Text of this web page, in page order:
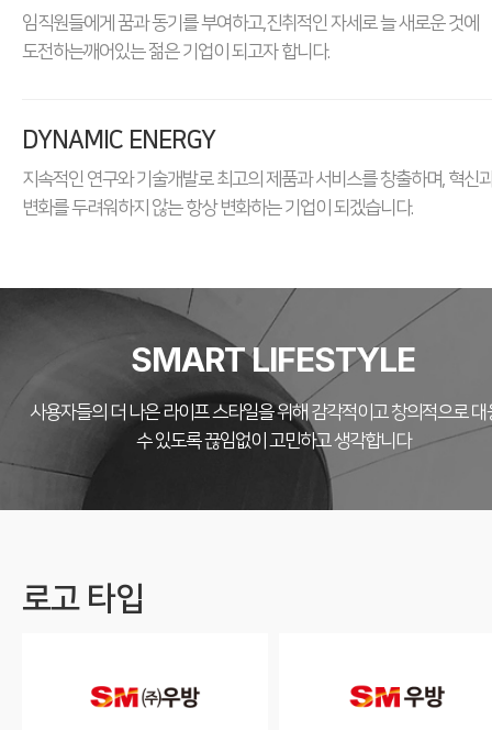
임직원들에게 꿈과 동기를 부여하고, 진취적인 자세로 늘 새로운 것에
도전하는깨어있는 젊은 기업이 되고자 합니다.
DYNAMIC ENERGY
지속적인 연구와 기술개발로 최고의 제품과서비스를 창출하며, 혁신
변화를 두려워하지 않는항상 변화하는 기업이 되겠습니다.
SMART LIFESTYLE
사용자들의 더 나은 라이프 스타일을 위해 감각적이고 창의적으로 대
수 있도록 끊임없이 고민하고 생각합니다
로고 타입